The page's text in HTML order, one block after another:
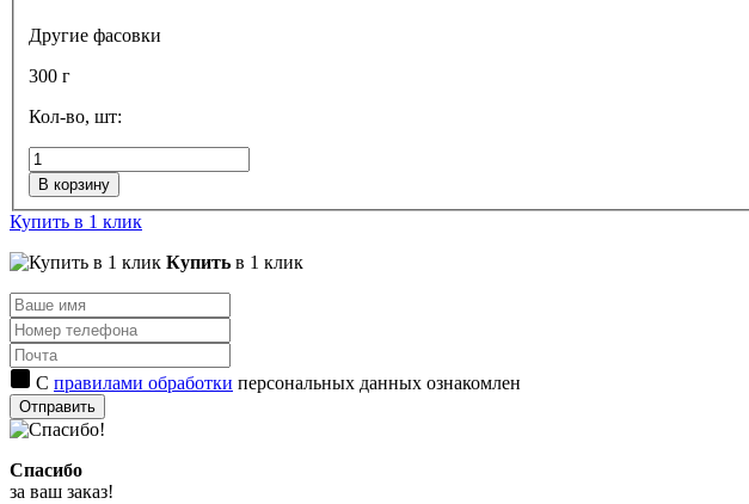
Другие фасовки
300 г
Кол-во, шт:
В корзину
Купить в 1 клик
Купить в 1 клик
С правилами обработки персональных данных ознакомлен
Отправить
Спасибо
за ваш заказ!